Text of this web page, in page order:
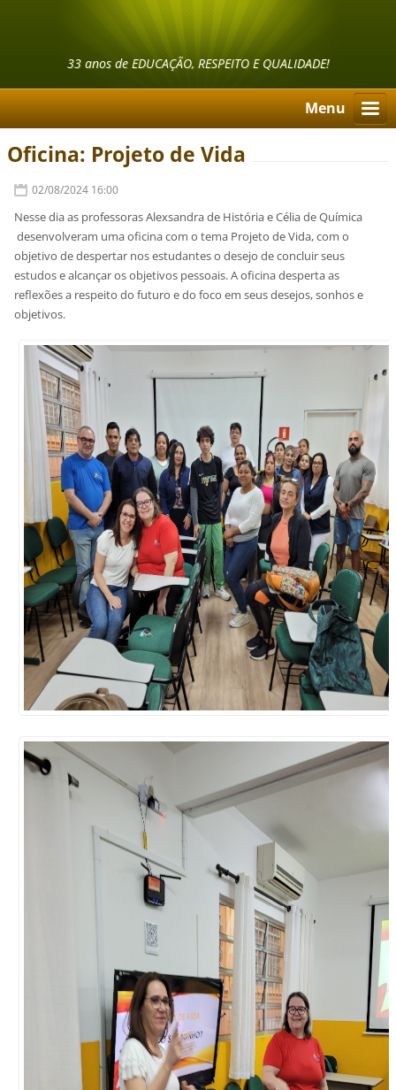
33 anos de EDUCAÇÃO, RESPEITO E QUALIDADE!
Menu
Oficina: Projeto de Vida
02/08/2024 16:00
Nesse dia as professoras Alexsandra de História e Célia de Química
desenvolveram uma oficina com o tema Projeto de Vida, com o
objetivo de despertar nos estudantes o desejo de concluir seus
estudos e alcançar os objetivos pessoais. A oficina desperta as
reflexões a respeito do futuro e do foco em seus desejos, sonhos e
objetivos.